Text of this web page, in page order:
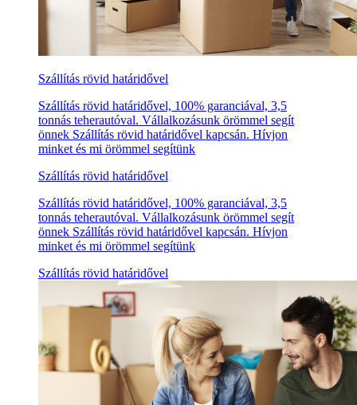
Szállítás rövid határidővel
Szállítás rövid határidővel, 100% garanciával, 3,5
tonnás teherautóval. Vállalkozásunk örömmel segít
önnek Szállítás rövid határidővel kapcsán. Hívjon
minket és mi örömmel segítünk
Szállítás rövid határidővel
Szállítás rövid határidővel, 100% garanciával, 3,5
tonnás teherautóval. Vállalkozásunk örömmel segít
önnek Szállítás rövid határidővel kapcsán. Hívjon
minket és mi örömmel segítünk
Szállítás rövid határidővel